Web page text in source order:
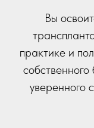
Вы
практике и
уверенного